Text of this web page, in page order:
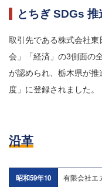
とちぎ SDGs 推
取引先である株式会社
会」「経済」の3側面の
が認められ、栃木県が
度」に登録されました。
沿革
昭和59年10
有限会社